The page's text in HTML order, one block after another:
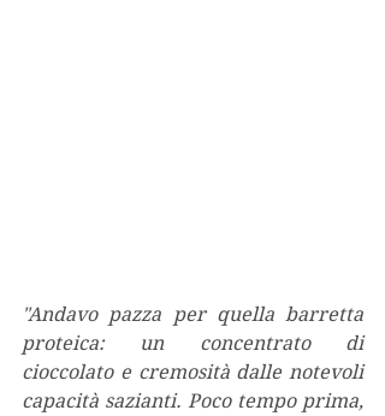
"Andavo pazza per quella barretta
proteica: un concentrato di
cioccolato e cremosità dalle notevoli
capacità sazianti. Poco tempo prima,